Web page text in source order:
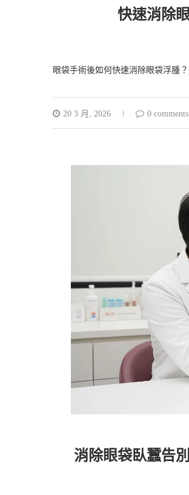
快速消除
眼袋手術後如何快速消除眼袋浮腫
20 3 月, 2026 0 comments
消除眼袋臥蠶告